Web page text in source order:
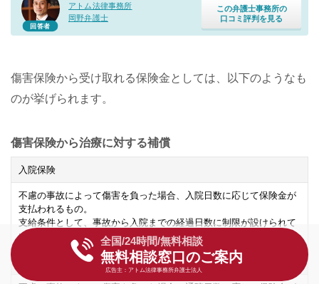
回答者
アトム法律事務所
岡野弁護士
この弁護士事務所の
口コミ評判を見る
傷害保険から受け取れる保険金としては、以下のようなも
のが挙げられます。
傷害保険から治療に対する補償
入院保険
不慮の事故によって傷害を負った場合、入院日数に応じて保険金が
支払われるもの。
支給条件として、事故から入院までの経過日数に制限が設けられて
いる。
全国/24時間/無料相談
無料相談窓口のご案内
広告主：アトム法律事務所弁護士法人